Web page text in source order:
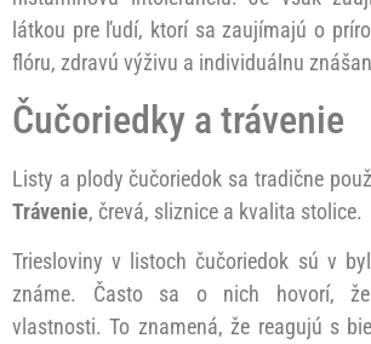
látkou pre ľudí, ktorí sa zaujímajú o
flóru, zdravú výživu a individuálnu
Čučoriedky a trávenie
Listy a plody čučoriedok sa tradične
Trávenie, črevá, sliznice a kvalita stolice.
Triesloviny v listoch čučoriedok sú v
známe. Často sa o nich hovorí,
vlastnosti. To znamená, že reagujú s